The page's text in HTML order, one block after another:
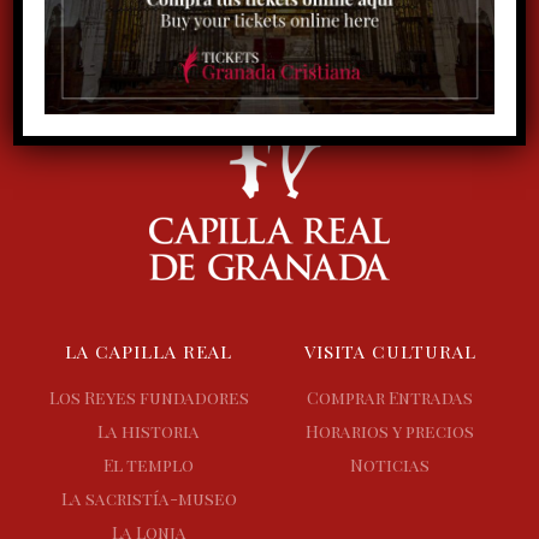
LA CAPILLA REAL
Los Reyes fundadores
La historia
El templo
La sacristía-museo
La Lonja
VISITA CULTURAL
Comprar Entradas
Horarios y precios
Noticias